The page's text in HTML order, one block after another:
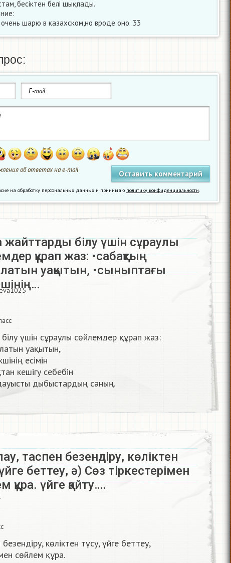
бесіктен белі шықпады.
шарю в казахском,но вроде оно.:33
об ответах на e-mail
на обработку персональных данных и принимаю политику конфиденциальности.
білу үшін сұраулы
құрап жаз: •сабақтың
уақытын, •сыныптағы
үшін сұраулы сөйлемдер құрап жаз:
уақытын,
есімін
кешігу себебін
дауысты дыбыстардың саның.
таспен безендіру, көліктен
беттеу, ә) Сөз тіркестерімен
құра. үйге қайту….
көліктен түсу, үйге беттеу,
сөйлем құра.